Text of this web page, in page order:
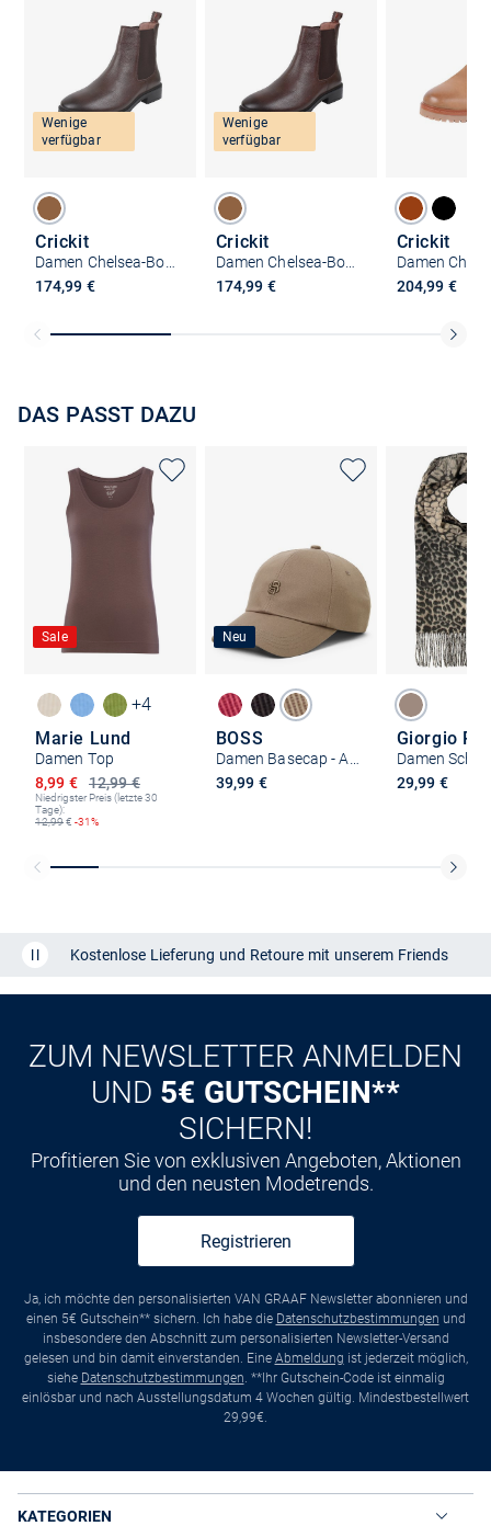
Wenige
verfügbar
Crickit
174,99 €
Wenige
verfügbar
Crickit
174,99 €
Crickit
204,99 €
DAS PASST DAZU
Sale
+4
Marie Lund
Damen Top
12,99 €
Ermäßigter Preis
8,99 €
Niedrigster Preis (letzte 30
Tage):
12,99€ -31%
Neu
BOSS
Damen Basecap - Ari-B
39,99 €
Giorgio
Damen Schal
29,99 €
CLUB
ZUM NEWSLETTER ANMELDEN
UND 5€ GUTSCHEIN**
SICHERN!
Profitieren Sie von exklusiven Angeboten, Aktionen
und den neusten Modetrends.
Registrieren
Ja, ich möchte den personalisierten VAN GRAAF Newsletter abonnieren und
einen 5€ Gutschein** sichern. Ich habe die Datenschutzbestimmungen und
insbesondere den Abschnitt zum personalisierten Newsletter-Versand
gelesen und bin damit einverstanden. Eine Abmeldung ist jederzeit möglich,
siehe Datenschutzbestimmungen. **Ihr Gutschein-Code ist einmalig
einlösbar und nach Ausstellungsdatum 4 Wochen gültig. Mindestbestellwert
29,99€.
KATEGORIEN